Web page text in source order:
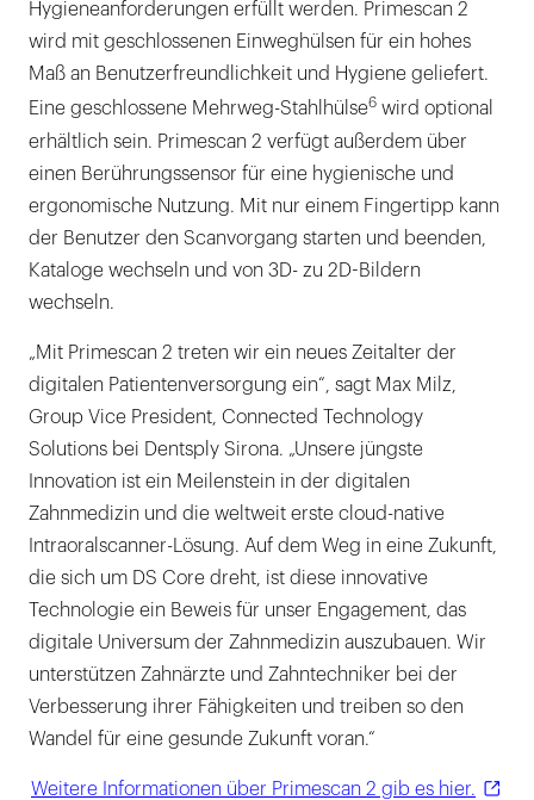
Hygieneanforderungen erfüllt werden. Primescan 2
wird mit geschlossenen Einweghülsen für ein hohes
Maß an Benutzerfreundlichkeit und Hygiene geliefert.
Eine geschlossene Mehrweg-Stahlhülse6 wird optional
erhältlich sein. Primescan 2 verfügt außerdem über
einen Berührungssensor für eine hygienische und
ergonomische Nutzung. Mit nur einem Fingertipp kann
der Benutzer den Scanvorgang starten und beenden,
Kataloge wechseln und von 3D- zu 2D-Bildern
wechseln.
„Mit Primescan 2 treten wir ein neues Zeitalter der
digitalen Patientenversorgung ein“, sagt Max Milz,
Group Vice President, Connected Technology
Solutions bei Dentsply Sirona. „Unsere jüngste
Innovation ist ein Meilenstein in der digitalen
Zahnmedizin und die weltweit erste cloud-native
Intraoralscanner-Lösung. Auf dem Weg in eine Zukunft,
die sich um DS Core dreht, ist diese innovative
Technologie ein Beweis für unser Engagement, das
digitale Universum der Zahnmedizin auszubauen. Wir
unterstützen Zahnärzte und Zahntechniker bei der
Verbesserung ihrer Fähigkeiten und treiben so den
Wandel für eine gesunde Zukunft voran.“
Weitere Informationen über Primescan 2 gib es hier.